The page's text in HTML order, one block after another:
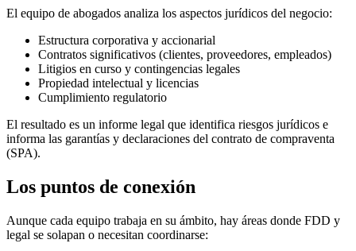
El equipo de abogados analiza los aspectos jurídicos del negocio:
Estructura corporativa y accionarial
Contratos significativos (clientes, proveedores, empleados)
Litigios en curso y contingencias legales
Propiedad intelectual y licencias
Cumplimiento regulatorio
El resultado es un informe legal que identifica riesgos jurídicos e
informa las garantías y declaraciones del contrato de compraventa
(SPA).
Los puntos de conexión
Aunque cada equipo trabaja en su ámbito, hay áreas donde FDD y
legal se solapan o necesitan coordinarse: